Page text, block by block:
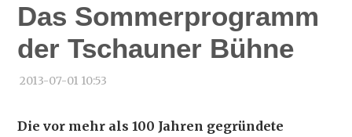
Das Sommerprogramm
der Tschauner Bühne
2013-07-01 10:53
Die vor mehr als 100 Jahren gegründete